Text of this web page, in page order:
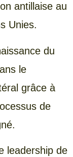
antillaise au
Unies.
du
le
grâce à
de
leadership de